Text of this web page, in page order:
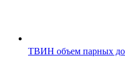
ТВИН объем парных